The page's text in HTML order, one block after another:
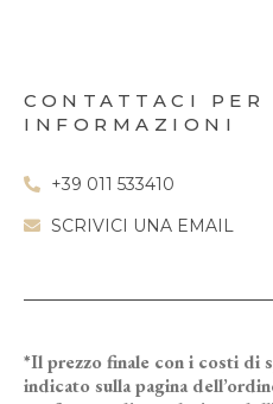
CONTATTACI PER
INFORMAZIONI
+39 011 533410
SCRIVICI UNA EMAIL
*Il prezzo finale con i costi di
indicato sulla pagina